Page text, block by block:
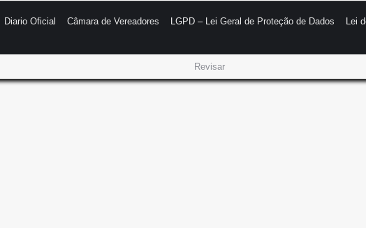
Diario Oficial Câmara de Vereadores LGPD – Lei Geral de Proteção de Dados Lei
Revisar